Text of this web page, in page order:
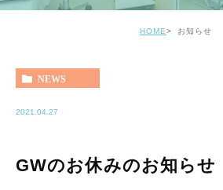
HOME お知らせ
NEWS
2021.04.27
GWのお休みのお知らせ